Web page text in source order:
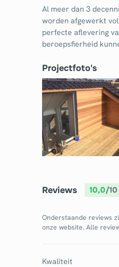
Dakkapel
Dakraam
Elektricien
Al meer dan 3
worden afgewerkt
perfecte aflevering
beroepsfierheid
Projectfoto's
Reviews 10,0/10
Onderstaande reviews
onze website. Alle
Kwaliteit